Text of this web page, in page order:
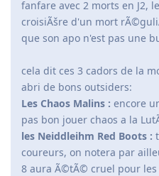
fanfare avec 2 morts en J2,
croisiÃšre d'un mort
que son apo n'est pas une
cela dit ces 3 cadors de la
abri de bons outsiders:
Les Chaos Malins : encore
pas bon jouer chaos a la
les Neiddleihm Red Boots :
coureurs, on notera par
8 aura Ã©tÃ© cruel pour